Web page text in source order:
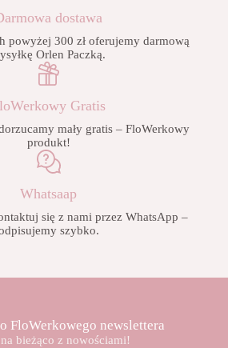
dostawa
powyżej 300 zł oferujemy darmową
Orlen Paczką.
Gratis
mały gratis – FloWerkowy
produkt!
Whatsaap
się z nami przez WhatsApp –
szybko.
FloWerkowego newslettera
bieżąco z nowościami!